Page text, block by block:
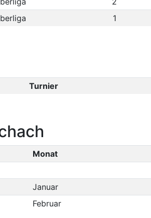
1
Turnier
Monat
Januar
Februar